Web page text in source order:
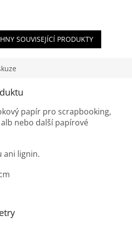
SOUVISEJÍCÍ PRODUKTY
papír pro scrapbooking,
nebo další papírové
ani lignin.